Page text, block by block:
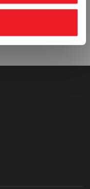
2 - ETTERLYSENDE PVC